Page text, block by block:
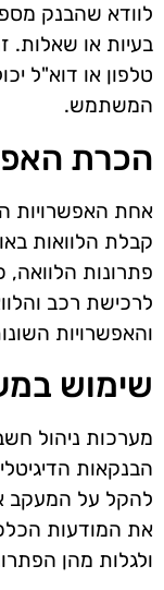
לוודא שהבנק
בעיות או שאלות.
טלפון או דוא"ל
המשתמש.
הכרת
אחת האפשרויות
קבלת הלוואות
פתרונות הלוואה,
לרכישת רכב
והאפשרויות
שימוש
מערכות ניהול
הבנקאות
להקל על המעקב
את המודעות
ולגלות מהן